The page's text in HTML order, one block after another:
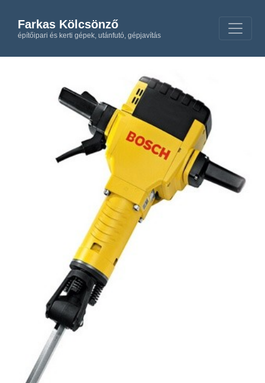
Farkas Kölcsönző
építőipari és kerti gépek, utánfutó, gépjavítás